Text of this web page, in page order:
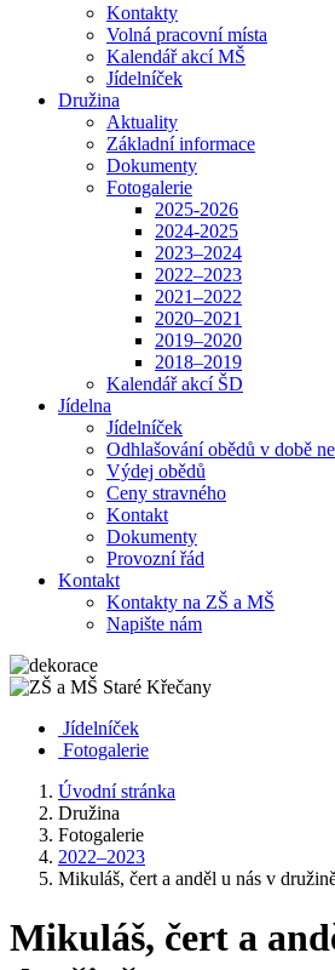
Kontakty
Volná pracovní místa
Kalendář akcí MŠ
Jídelníček
Družina
Aktuality
Základní informace
Dokumenty
Fotogalerie
2025-2026
2024-2025
2023–2024
2022–2023
2021–2022
2020–2021
2019–2020
2018–2019
Kalendář akcí ŠD
Jídelna
Jídelníček
Odhlašování obědů v době
Výdej obědů
Ceny stravného
Kontakt
Dokumenty
Provozní řád
Kontakt
Kontakty na ZŠ a MŠ
Napište nám
Jídelníček
Fotogalerie
Úvodní stránka
Družina
Fotogalerie
2022–2023
Mikuláš, čert a anděl u nás v
Mikuláš, čert a